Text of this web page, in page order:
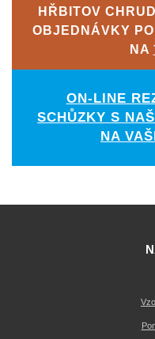
HŘBITOV
OBJEDNÁVKY
NA
ON-LINE
SCHŮZKY S
NA